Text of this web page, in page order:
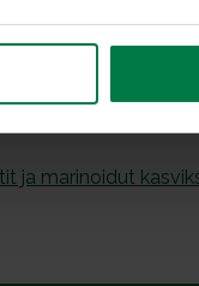
ja marinoidut